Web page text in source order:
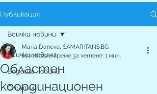
Публикация
Всички новини
Водещи новини
Статии
Всички новини
Областен
координационен
Maria Daneva, SAMARITANS.BG
14.10.2021 г.време за четене: 1 мин.